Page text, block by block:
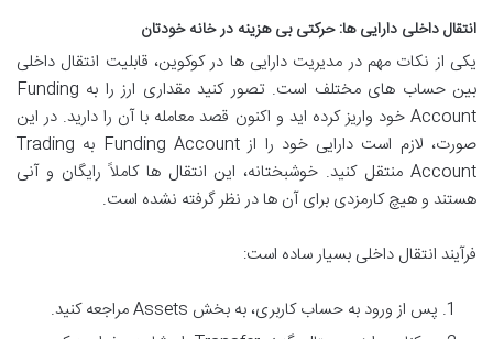
انتقال داخلی دارایی ها: حرکتی بی هزینه در خانه خودتان
یکی از نکات مهم در مدیریت دارایی ها در کوکوین، قابلیت انتقال داخلی
بین حساب های مختلف است. تصور کنید مقداری ارز را به Funding
Account خود واریز کرده اید و اکنون قصد معامله با آن را دارید. در این
صورت، لازم است دارایی خود را از Funding Account به Trading
Account منتقل کنید. خوشبختانه، این انتقال ها کاملاً رایگان و آنی
هستند و هیچ کارمزدی برای آن ها در نظر گرفته نشده است.
فرآیند انتقال داخلی بسیار ساده است:
پس از ورود به حساب کاربری، به بخش Assets مراجعه کنید.